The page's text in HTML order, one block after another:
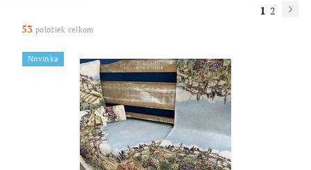
1 2
53 položiek celkom
Novinka